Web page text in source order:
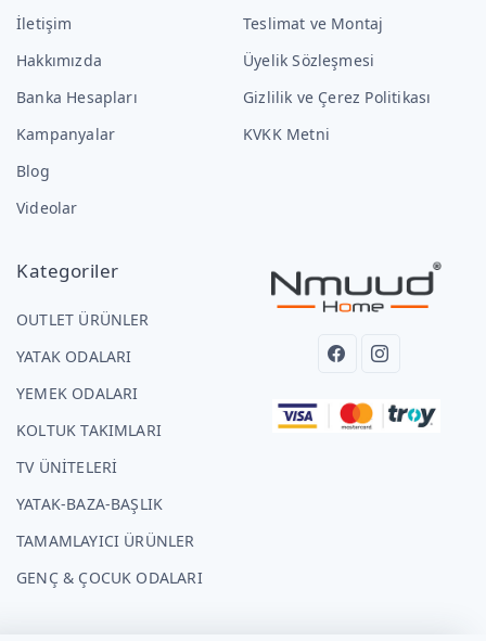
İletişim
Hakkımızda
Banka Hesapları
Kampanyalar
Blog
Videolar
Teslimat ve Montaj
Üyelik Sözleşmesi
Gizlilik ve Çerez Politikası
KVKK Metni
Kategoriler
OUTLET ÜRÜNLER
YATAK ODALARI
YEMEK ODALARI
KOLTUK TAKIMLARI
TV ÜNİTELERİ
YATAK-BAZA-BAŞLIK
TAMAMLAYICI ÜRÜNLER
GENÇ & ÇOCUK ODALARI